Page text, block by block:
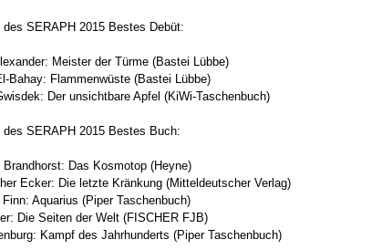
SERAPH 2015 Bestes Debüt:
Meister der Türme (Bastei Lübbe)
Bahay: Flammenwüste (Bastei Lübbe)
Der unsichtbare Apfel (KiWi-Taschenbuch)
des SERAPH 2015 Bestes Buch:
Brandhorst: Das Kosmotop (Heyne)
Ecker: Die letzte Kränkung (Mitteldeutscher Verlag)
Aquarius (Piper Taschenbuch)
Die Seiten der Welt (FISCHER FJB)
Kampf des Jahrhunderts (Piper Taschenbuch)